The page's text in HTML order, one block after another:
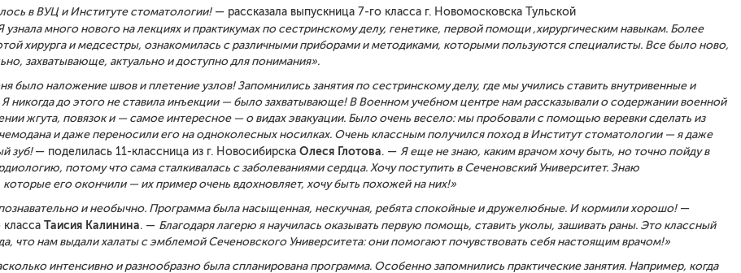
в ВУЦ и Институте стоматологии!— рассказала выпускница 7-го класса г. Новомосковска Тульской
узнала много нового на лекциях и практикумах по сестринскомуделу, генетике, первой помощи ,хирургическим навыкам. Более
хирурга и медсестры, ознакомилась с различными приборами и методиками, которыми пользуются специалисты. Все было ново,
захватывающе, актуальнои доступно для понимания».
было наложение швов и плетение узлов! Запомнились занятия по сестринскому делу, где мы учились ставить внутривенные и
никогда до этого не ставила инъекции — было захватывающе! В Военном учебном центре нам рассказывали о содержании военной
жгута, повязок и— самоеинтересное — о видах эвакуации. Было очень весело: мы пробовали с помощью веревки сделать из
и даже переносили его на одноколесных носилках. Очень классным получился поход в Институт стоматологии — я даже
зуб! — поделилась 11-классница из г. Новосибирска Олеся Глотова. — Яещене знаю, какимврачомхочу быть, но точно пойду в
потому что сама сталкивалась с заболеваниями сердца. Хочу поступить в Сеченовский Университет. Знаю
которые его окончили— их пример очень вдохновляет, хочу быть похожейна них!»
инеобычно. Программа была насыщенная, нескучная, ребята спокойные и дружелюбные. Икормили хорошо!—
класса Таисия Калинина. — Благодаря лагерю я научилась оказывать первую помощь, ставить уколы, зашивать раны. Это классный
что нам выдали халаты с эмблемой Сеченовского Университета:они помогают почувствовать себянастоящимврачом!»
интенсивно и разнообразно была спланирована программа. Особенно запомнились практические занятия. Например, когда